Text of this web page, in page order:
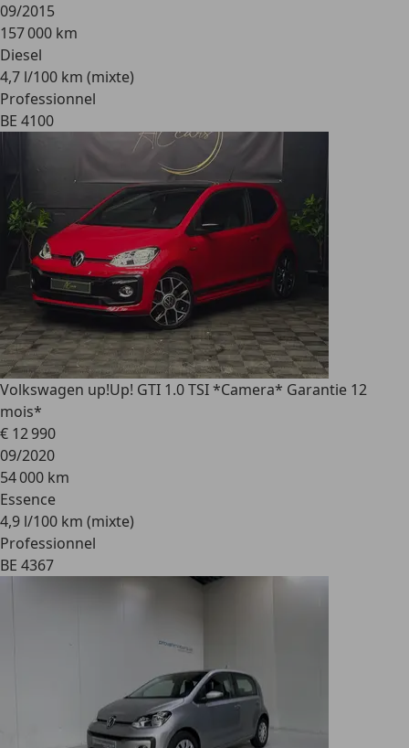
09/2015
157 000 km
Diesel
4,7 l/100 km (mixte)
Professionnel
BE 4100
Volkswagen up!Up! GTI 1.0 TSI *Camera* Garantie 12
mois*
€ 12 990
09/2020
54 000 km
Essence
4,9 l/100 km (mixte)
Professionnel
BE 4367